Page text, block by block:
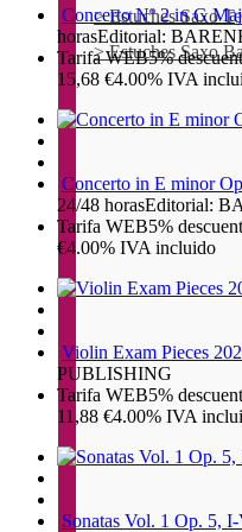
> Estuches Saxo
> Estuches Saxo
Concerto Nº 2 in G
horasEditorial:
Tarifa WEB5%
15,68 €4.00% IVA
Concerto in E minor
24/48 horasEditorial:
Tarifa WEB5%
€4.00% IVA incluido
Violin Exam Pieces
PUBLISHING
Tarifa WEB5%
11,88 €4.00% IVA
Sonatas Vol. 1 Op. 5,